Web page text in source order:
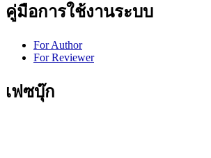
คู่มือการใช้งานระบบ
For Author
For Reviewer
เฟซบุ๊ก